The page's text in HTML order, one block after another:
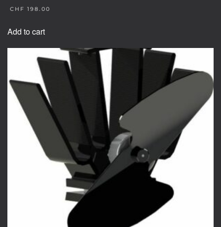
ORIGINAL
CHF 249.00.
CHF 198.00
IS:
Add to cart